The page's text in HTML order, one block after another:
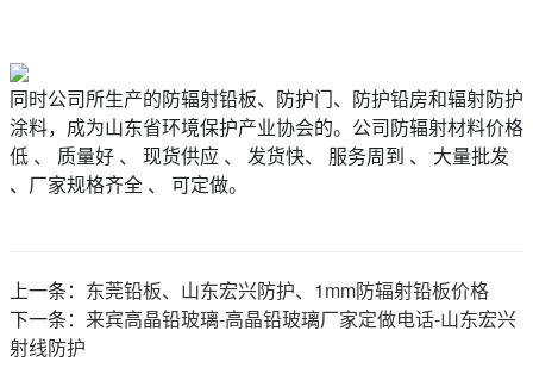
同时公司所生产的防辐射铅板、防护门、防护铅房和辐射防护
涂料，成为山东省环境保护产业协会的。公司防辐射材料价格
低 、 质量好 、 现货供应 、 发货快、 服务周到 、 大量批发
、厂家规格齐全 、 可定做。
上一条： 东莞铅板、山东宏兴防护、1mm防辐射铅板价格
下一条： 来宾高晶铅玻璃-高晶铅玻璃厂家定做电话-山东宏兴
射线防护